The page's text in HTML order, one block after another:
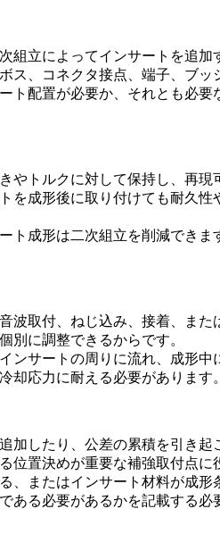
立によってインサートを追
、コネクタ接点、端子、ブ
ト配置が必要か、それとも必
トルクに対して保持し、再
成形後に取り付けても耐久
成形は二次組立を削減でき
取付、ねじ込み、接着、ま
別に調整できるからです。
サートの周りに流れ、成形
却応力に耐える必要があります。
したり、公差の累積を引き
置決めが重要な補強取付点に
またはインサート材料が成
る必要があるかを記載する必